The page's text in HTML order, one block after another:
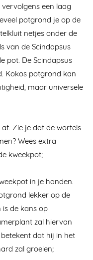
een laag
potgrond je op de
netjes onder de
van de Scindapsus
pot. De Scindapsus
Kokos potgrond kan
maar universele
Zie je dat de wortels
Wees extra
kweekpot;
in je handen.
lekker op de
is de kans op
zal hiervan
dat hij in het
zal groeien;